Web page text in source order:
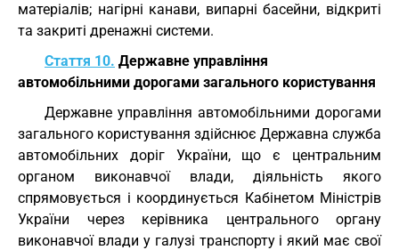
матеріалів; нагірні канави, випарні басейни, відкриті
та закриті дренажні системи.
Стаття 10. Державне управління
автомобільними дорогами загального користування
Державне управління автомобільними дорогами
загального користування здійснює Державна служба
автомобільних доріг України, що є центральним
органом виконавчої влади, діяльність якого
спрямовується і координується Кабінетом Міністрів
України через керівника центрального органу
виконавчої влади у галузі транспорту і який має свої